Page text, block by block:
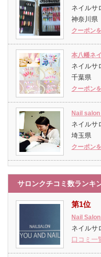
ネイルサ
神奈川県
クーポン
本八幡ネ
ネイルサ
千葉県
クーポン
Nail
ネイルサ
埼玉県
クーポン
サロンクチコミ数ランキ
第1位
Nail
ネイルサ
口コミ一